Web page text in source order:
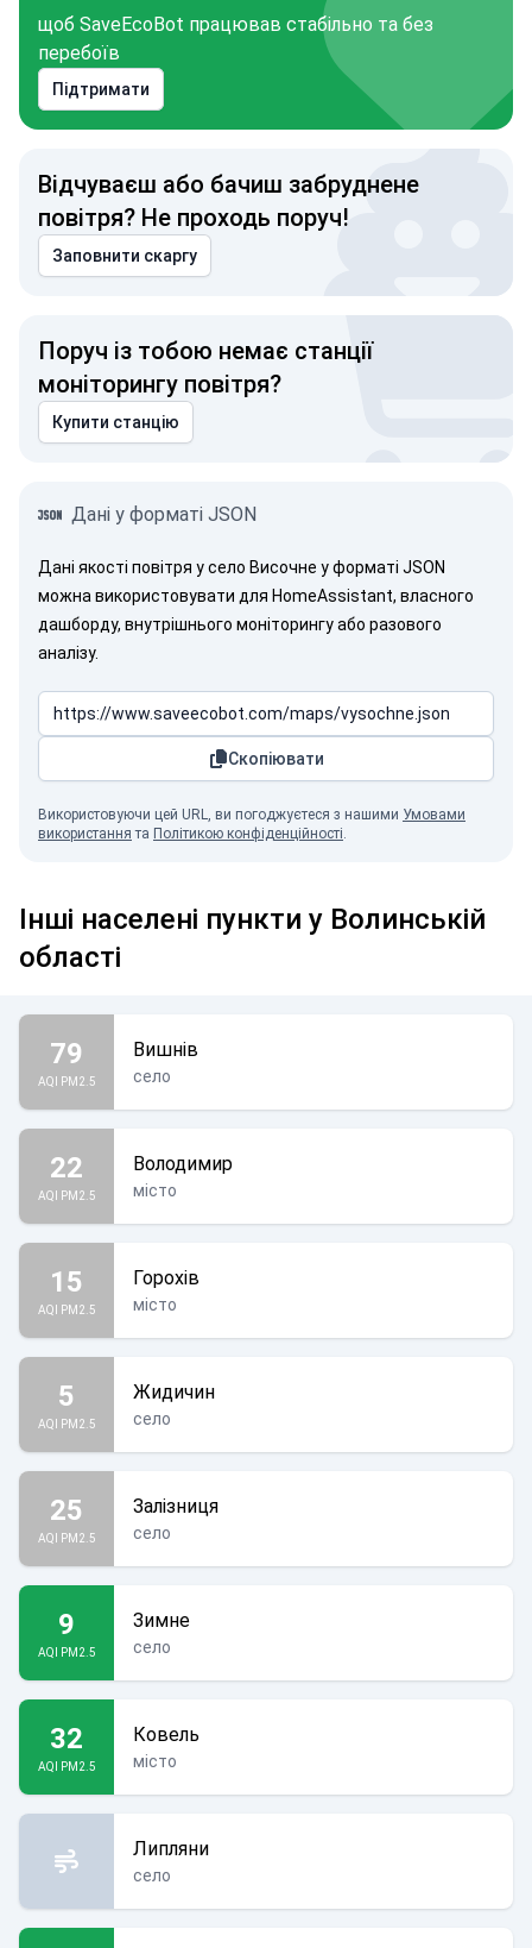
щоб SaveEcoBot працював стабільно та без
перебоїв
Підтримати
Відчуваєш або бачиш забруднене
повітря? Не проходь поруч!
Заповнити скаргу
Поруч із тобою немає станції
моніторингу повітря?
Купити станцію
Дані у форматі JSON
Дані якості повітря у село Височне у форматі JSON
можна використовувати для HomeAssistant, власного
дашборду, внутрішнього моніторингу або разового
аналізу.
Скопіювати
Використовуючи цей URL, ви погоджуєтеся з нашими Умовами
використання та Політикою конфіденційності.
Інші населені пункти у Волинській
області
79
AQI PM2.5
Вишнів
село
22
AQI PM2.5
Володимир
місто
15
AQI PM2.5
Горохів
місто
5
AQI PM2.5
Жидичин
село
25
AQI PM2.5
Залізниця
село
9
AQI PM2.5
Зимне
село
32
AQI PM2.5
Ковель
місто
Липляни
село